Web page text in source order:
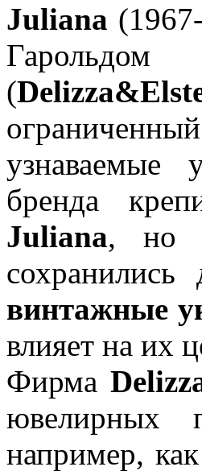
Juliana
(
узнаваемые
бренда
Juliana, но
винтажные
влияет на их
Фирма
ювелирных
например, как